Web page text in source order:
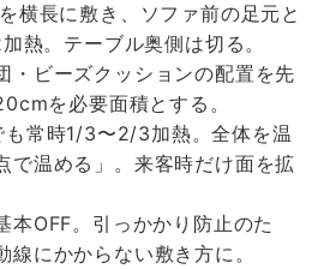
横長に敷き、ソファ前の足元と
熱。テーブル奥側は切る。
・ビーズクッションの配置を先
を必要面積とする。
常時1/3〜2/3加熱。全体を温
で温める」。来客時だけ面を拡
本OFF。引っかかり防止のた
にかからない敷き方に。